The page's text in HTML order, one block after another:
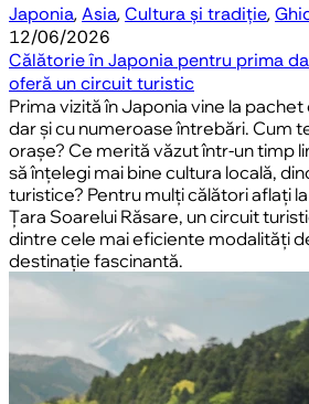
Japonia,Asia,Cultura și tradiție,
12/06/2026
Călătorie în Japonia pentru prima
oferă un circuit turistic
Prima vizită în Japonia vine la
dar și cu numeroase întrebări. Cum
orașe? Ce merită văzut într-un timp
să înțelegi mai bine cultura locală,
turistice? Pentru mulți călători aflați
Țara Soarelui Răsare, un circuit
dintre cele mai eficiente modalități
destinație fascinantă.